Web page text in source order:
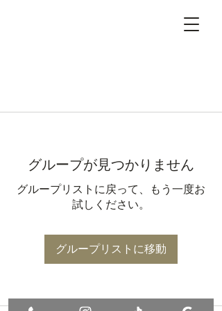
グループが見つかりません
グループリストに戻って、もう一度お
試しください。
グループリストに移動